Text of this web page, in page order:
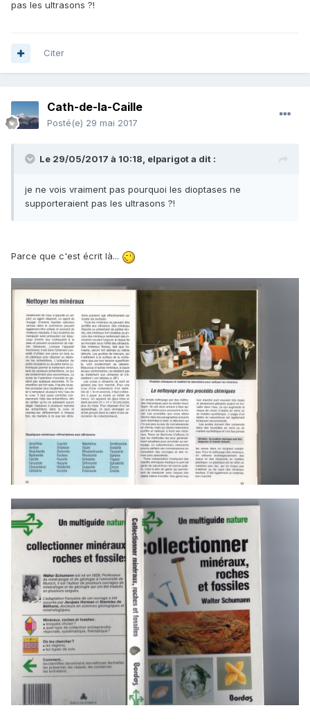
pas les ultrasons ?!
Citer
Cath-de-la-Caille
Posté(e) 29 mai 2017
Le 29/05/2017 à 10:18, elparigota dit :
je ne vois vraiment pas pourquoi les dioptases ne
supporteraient pas les ultrasons ?!
Parce que c'est écrit là...